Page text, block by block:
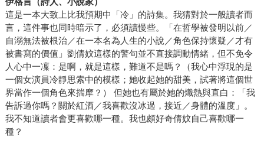
這是一本大致上比我預期中「冷」的詩集。我猜對於一般讀者而
言，這件事也同時暗示了，必須讀慢些。「在哲學被發明以前／
自溺無法被根治／在一本名為人生的小說／角色保持懷疑／才有
被書寫的價值」劉倩妏這樣的警句並不直接調動情緒，但不免令
人心中一凜：是啊，就是這樣，難道不是嗎？（我心中浮現的是
一個女演員冷靜思索中的模樣；她收起她的甜美，試著將這個世
界當作一個角色來揣摩？） 但她也有屬於她的熾熱與直白：「我
告訴過你嗎？關於紅酒／我喜歡沒冰過，接近／身體的溫度」。
我不知道讀者會更喜歡哪一種。我也頗好奇倩妏自己喜歡哪一
種？